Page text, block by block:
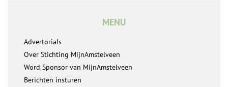
MENU
Advertorials
Over Stichting MijnAmstelveen
Word Sponsor van MijnAmstelveen
Berichten insturen